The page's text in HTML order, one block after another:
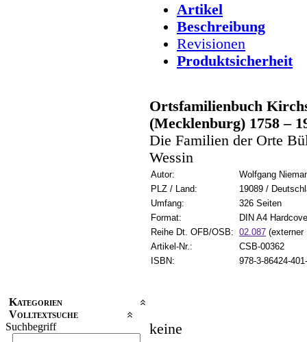
Kategorien
Volltextsuche
Suchbegriff
Artikel
Beschreibung
Revisionen
Produktsicherheit
Ortsfamilienbuch
(Mecklenburg) 1758 –
Die Familien der Orte
Wessin
Autor:
Wolfgang
PLZ / Land:
19089 /
Umfang:
326 Seiten
Format:
DIN A4
Reihe Dt. OFB/OSB: 02.087 (externer
Artikel-Nr.:
CSB-00362
ISBN:
978-3-86424-
keine